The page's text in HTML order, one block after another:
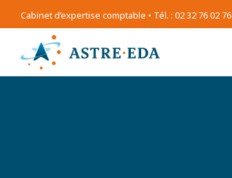
Cabinet d’expertise comptable • Tél. : 02 32 76 02 76